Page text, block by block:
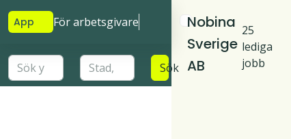
App För arbetsgivare
Sök
Nobina
Sverige
AB
25
lediga
jobb